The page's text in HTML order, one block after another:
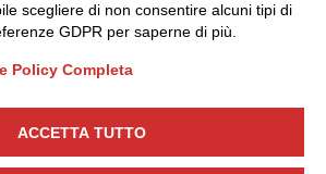
CONTATTACI
scegliere di non consentire alcuni tipi di
GDPR per saperne di più.
Policy Completa
ACCETTA TUTTO